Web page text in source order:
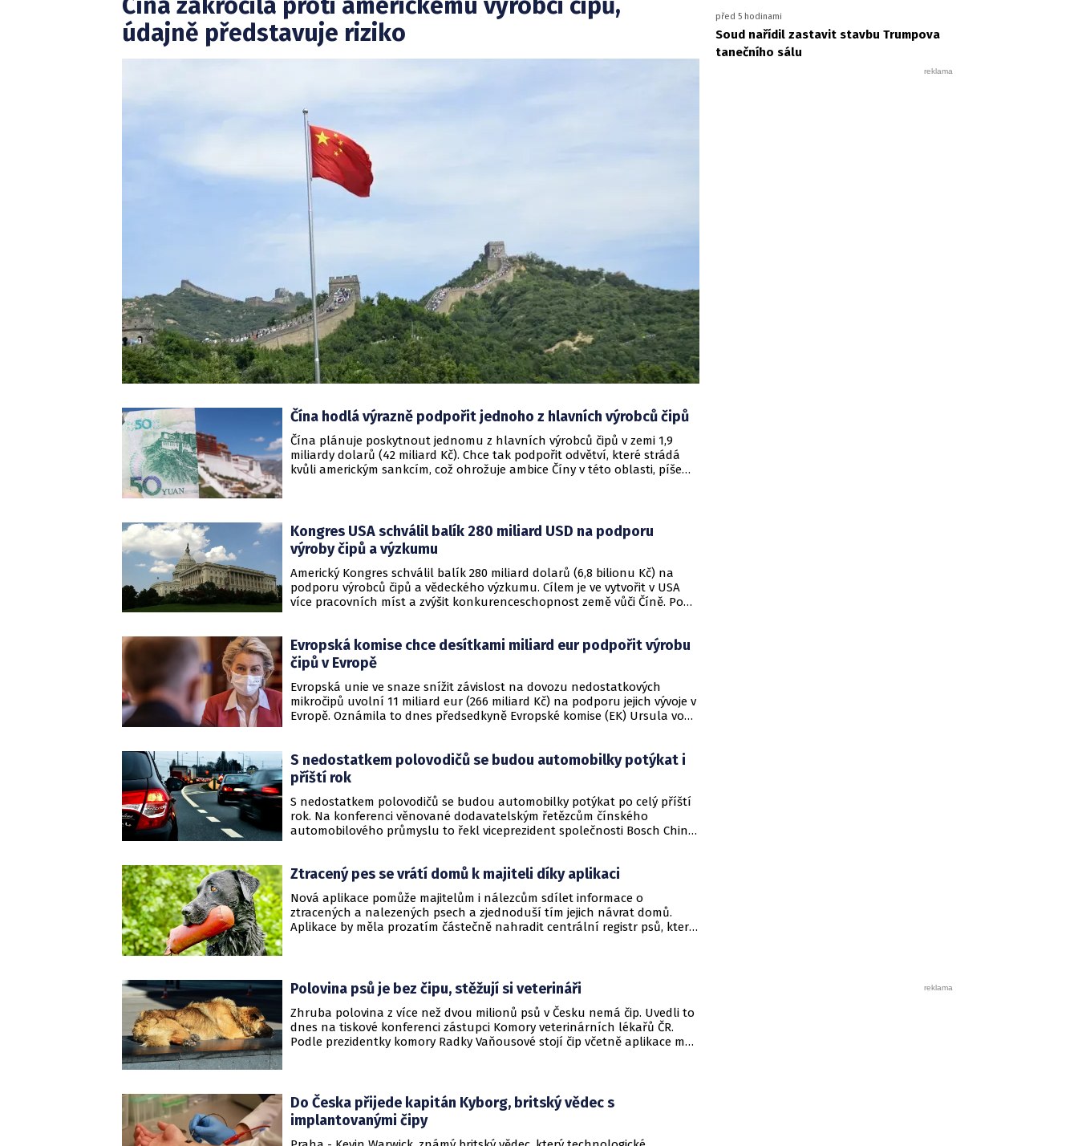
údajně představuje riziko
Čína hodlá výrazně podpořit jednoho z hlavních výrobců čipů
Čína plánuje poskytnout jednomu z hlavních výrobců čipů v zemi 1,9
miliardy dolarů (42 miliard Kč). Chce tak podpořit odvětví, které strádá
kvůli americkým sankcím, což ohrožuje ambice Číny v této oblasti, píše
Kongres USA schválil balík 280 miliard USD na podporu
výroby čipů a výzkumu
Americký Kongres schválil balík 280 miliard dolarů (6,8 bilionu Kč) na
podporu výrobců čipů a vědeckého výzkumu. Cílem je ve vytvořit v USA
více pracovních míst a zvýšit konkurenceschopnost země vůči Číně. Po
ho dostane k podpisu prezident Joe Biden, napsala agentura AP.
Evropská komise chce desítkami miliard eur podpořit výrobu
čipů v Evropě
Evropská unie ve snaze snížit závislost na dovozu nedostatkových
mikročipů uvolní 11 miliard eur (266 miliard Kč) na podporu jejich vývoje v
Evropě. Oznámila to dnes předsedkyně Evropské komise (EK) Ursula von
miliard eur (téměř 1,1 bilionu Kč).
S nedostatkem polovodičů se budou automobilky potýkat i
příští rok
S nedostatkem polovodičů se budou automobilky potýkat po celý příští
rok. Na konferenci věnované dodavatelským řetězcům čínského
automobilového průmyslu to řekl viceprezident společnosti Bosch China
Ztracený pes se vrátí domů k majiteli díky aplikaci
Nová aplikace pomůže majitelům i nálezcům sdílet informace o
ztracených a nalezených psech a zjednoduší tím jejich návrat domů.
Aplikace by měla prozatím částečně nahradit centrální registr psů, který
Polovina psů je bez čipu, stěžují si veterináři
Zhruba polovina z více než dvou milionů psů v Česku nemá čip. Uvedli to
dnes na tiskové konferenci zástupci Komory veterinárních lékařů ČR.
Podle prezidentky komory Radky Vaňousové stojí čip včetně aplikace mezi
Do Česka přijede kapitán Kyborg, britský vědec s
implantovanými čipy
před 5 hodinami
Soud nařídil zastavit stavbu Trumpova
tanečního sálu